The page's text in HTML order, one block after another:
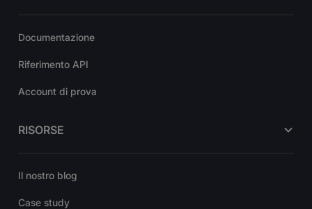
Documentazione
Riferimento API
Account di prova
RISORSE
Il nostro blog
Case study